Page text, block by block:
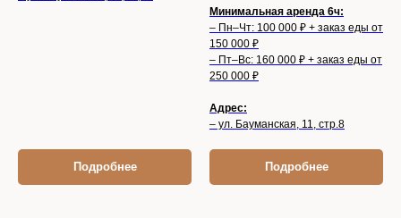
Подробнее
Минимальная аренда 6ч:
– Пн–Чт: 100 000 ₽ + заказ еды от
150 000 ₽
– Пт–Вс: 160 000 ₽ + заказ еды от
250 000 ₽
Адрес:
– ул. Бауманская, 11, стр.8
Подробнее